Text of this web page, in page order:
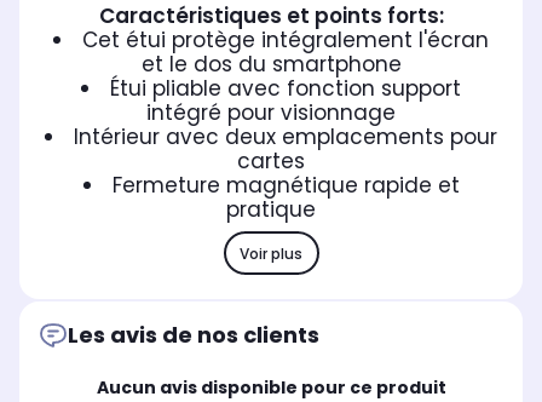
Caractéristiques et points forts:
Cet étui protège intégralement l'écran
et le dos du smartphone
Étui pliable avec fonction support
intégré pour visionnage
Intérieur avec deux emplacements pour
cartes
Fermeture magnétique rapide et
pratique
Voir plus
Les avis de nos clients
Aucun avis disponible pour ce produit